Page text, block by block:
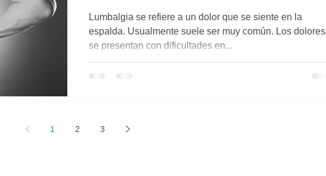
Lumbalgia se refiere a un dolor que se siente en la
espalda. Usualmente suele ser muy común. Los dolores
se presentan con dificultades en...
1 2 3